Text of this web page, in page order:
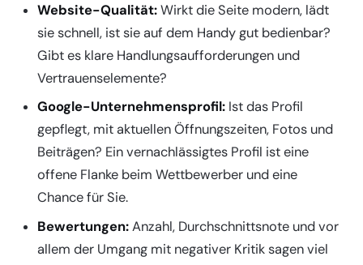
Website-Qualität:Wirkt die Seite modern, lädt
sie schnell, ist sie auf dem Handy gut bedienbar?
Gibt es klare Handlungsaufforderungen und
Vertrauenselemente?
Google-Unternehmensprofil:Ist das Profil
gepflegt, mit aktuellen Öffnungszeiten, Fotos und
Beiträgen? Ein vernachlässigtes Profil ist eine
offene Flanke beim Wettbewerber und eine
Chance für Sie.
Bewertungen:Anzahl, Durchschnittsnote und vor
allem der Umgang mit negativer Kritik sagen viel